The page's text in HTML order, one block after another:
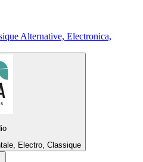
Alternative, Electronica,
Electro, Classique